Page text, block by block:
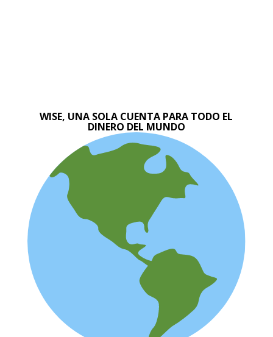
WISE, UNA SOLA CUENTA PARA TODO EL
DINERO DEL MUNDO